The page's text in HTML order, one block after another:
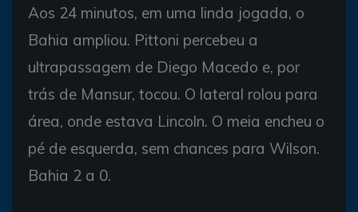
Aos 24 minutos, em uma linda jogada, o
Bahia ampliou. Pittoni percebeu a
ultrapassagem de Diego Macedo e, por
trás de Mansur, tocou. O lateral rolou para
área, onde estava Lincoln. O meia encheu o
pé de esquerda, sem chances para Wilson.
Bahia 2 a 0.